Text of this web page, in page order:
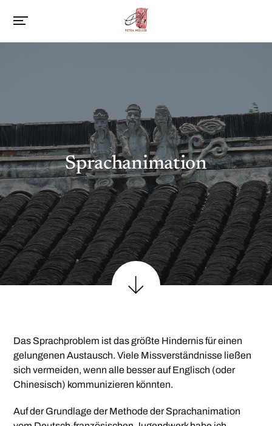
Sprachanimation
Das Sprachproblem ist das größte Hindernis für einen
gelungenen Austausch. Viele Missverständnisse ließen
sich vermeiden, wenn alle besser auf Englisch (oder
Chinesisch) kommunizieren könnten.
Auf der Grundlage der Methode der Sprachanimation